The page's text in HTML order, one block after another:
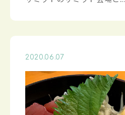
2020.06.07